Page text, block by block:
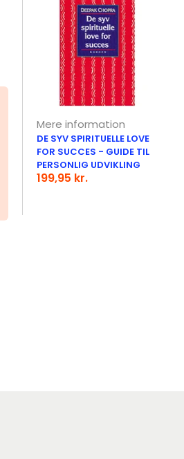
Mere information
DE SYV SPIRITUELLE LOVE
FOR SUCCES - GUIDE TIL
PERSONLIG UDVIKLING
199,95 kr.